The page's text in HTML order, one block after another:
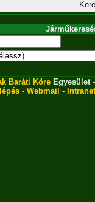
Baráti Köre Egyesület -
- Webmail - Intranet